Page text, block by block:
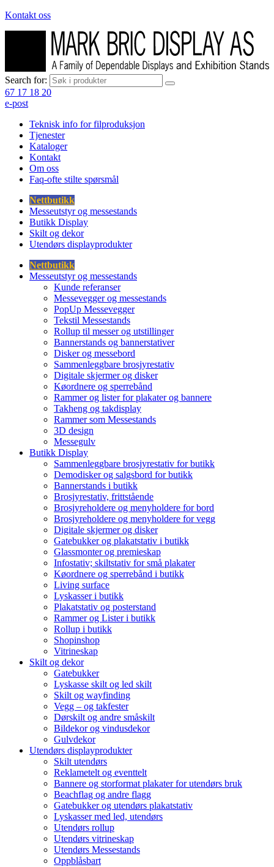
Kontakt oss
Search for:
67 17 18 20
e-post
Teknisk info for filproduksjon
Tjenester
Kataloger
Kontakt
Om oss
Faq-ofte stilte spørsmål
Nettbutikk
Messeutstyr og messestands
Butikk Display
Skilt og dekor
Utendørs displayprodukter
Nettbutikk
Messeutstyr og messestands
Kunde referanser
Messevegger og messestands
PopUp Messevegger
Tekstil Messestands
Rollup til messer og utstillinger
Bannerstands og bannerstativer
Disker og messebord
Sammenleggbare brosjyrestativ
Digitale skjermer og disker
Køordnere og sperrebånd
Rammer og lister for plakater og bannere
Takheng og takdisplay
Rammer som Messestands
3D design
Messegulv
Butikk Display
Sammenleggbare brosjyrestativ for butikk
Demodisker og salgsbord for butikk
Bannerstands i butikk
Brosjyrestativ, frittstående
Brosjyreholdere og menyholdere for bord
Brosjyreholdere og menyholdere for vegg
Digitale skjermer og disker
Gatebukker og plakatstativ i butikk
Glassmonter og premieskap
Infostativ; skiltstativ for små plakater
Køordnere og sperrebånd i butikk
Living surface
Lyskasser i butikk
Plakatstativ og posterstand
Rammer og Lister i butikk
Rollup i butikk
Shopinshop
Vitrineskap
Skilt og dekor
Gatebukker
Lyskasse skilt og led skilt
Skilt og wayfinding
Vegg – og takfester
Dørskilt og andre småskilt
Bildekor og vindusdekor
Gulvdekor
Utendørs displayprodukter
Skilt utendørs
Reklametelt og eventtelt
Bannere og storformat plakater for utendørs bruk
Beachflag og andre flagg
Gatebukker og utendørs plakatstativ
Lyskasser med led, utendørs
Utendørs rollup
Utendørs vitrineskap
Utendørs Messestands
Oppblåsbart